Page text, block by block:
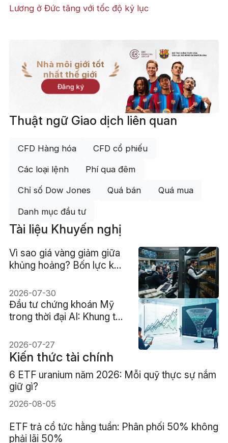
Lương ở Đức tăng với tốc độ kỷ lục
Nhà môi giới tốt
nhất thế giới
Đăng ký
Thuật ngữ Giao dịch liên quan
CFD Hàng hóa CFD cổ phiếu
Các loại lệnh Phí qua đêm
Chỉ số Dow Jones Quá bán Quá mua
Danh mục đầu tư
Tài liệu Khuyến nghị
Vì sao giá vàng giảm giữa
khủng hoảng? Bốn lực kéo
2026-07-30
Đầu tư chứng khoán Mỹ
trong thời đại AI: Khung tư
2026-07-27
Kiến thức tài chính
6 ETF uranium năm 2026: Mỗi quỹ thực sự nắm
giữ gì?
2026-08-05
ETF trả cổ tức hằng tuần: Phân phối 50% không
phải lãi 50%